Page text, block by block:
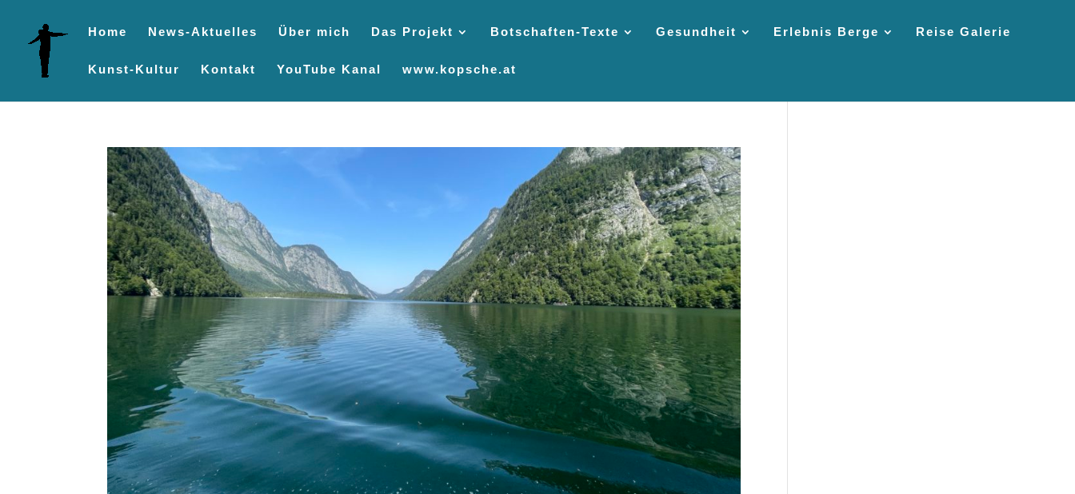
Home News-Aktuelles Über mich Das Projekt Botschaften-Texte Gesundheit Erlebnis Berge Reise Galerie
Kunst-Kultur Kontakt YouTube Kanal www.kopsche.at